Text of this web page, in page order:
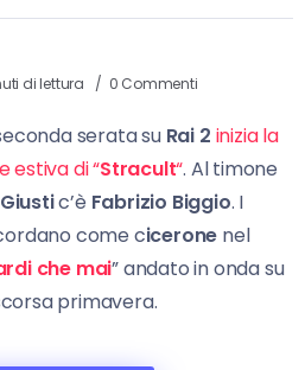
di lettura 0 Commenti
serata su Rai 2 inizia la
estiva di “Stracult“. Al timone
c’è Fabrizio Biggio. I
come cicerone nel
che mai” andato in onda su
primavera.